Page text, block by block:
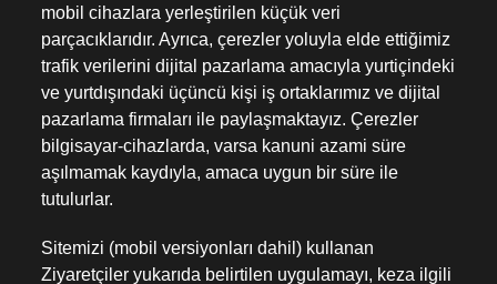
mobil cihazlara yerleştirilen küçük veri
parçacıklarıdır. Ayrıca, çerezler yoluyla elde ettiğimiz
trafik verilerini dijital pazarlama amacıyla yurtiçindeki
ve yurtdışındaki üçüncü kişi iş ortaklarımız ve dijital
pazarlama firmaları ile paylaşmaktayız. Çerezler
bilgisayar-cihazlarda, varsa kanuni azami süre
aşılmamak kaydıyla, amaca uygun bir süre ile
tutulurlar.
Sitemizi (mobil versiyonları dahil) kullanan
Ziyaretçiler yukarıda belirtilen uygulamayı, keza ilgili